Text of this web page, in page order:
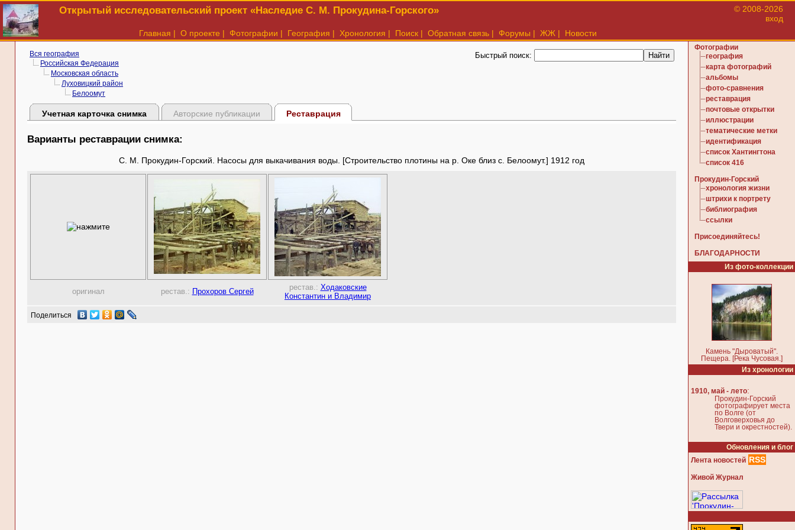
Открытый исследовательский проект «Наследие С. М. Прокудина-Горского»
© 2008-2026
вход
Главная | О проекте | Фотографии | География | Хронология | Поиск | Обратная связь | Форумы | ЖЖ | Новости
Вся география
Российская Федерация
Московская область
Луховицкий район
Белоомут
Быстрый поиск:
Учетная карточка снимка Авторские публикации Реставрация
Варианты реставрации снимка:
С. М. Прокудин-Горский. Насосы для выкачивания воды. [Строительство плотины на р. Оке близ с. Белоомут.] 1912 год
оригинал рестав.: Прохоров Сергей рестав.: Ходаковские
Константин и Владимир
Поделиться
Фотографии
география
карта фотографий
альбомы
фото-сравнения
реставрация
почтовые открытки
иллюстрации
тематические метки
идентификация
список Хантингтона
список 416
Прокудин-Горский
хронология жизни
штрихи к портрету
библиография
ссылки
Присоединяйтесь!
БЛАГОДАРНОСТИ
Из фото-коллекции
Камень "Дыроватый".
Пещера. [Река Чусовая.]
Из хронологии
1910, май - лето:
Прокудин-Горский
фотографирует места
по Волге (от
Волговерховья до
Твери и окрестностей).
Обновления и блог
Лента новостей RSS
Живой Журнал